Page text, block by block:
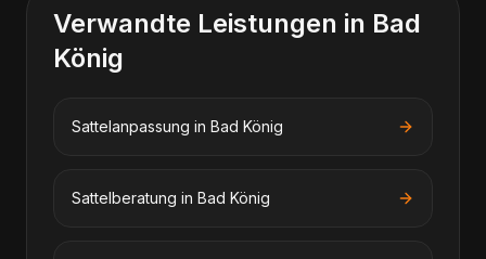
Verwandte Leistungen in Bad
König
Sattelanpassung in Bad König
Sattelberatung in Bad König